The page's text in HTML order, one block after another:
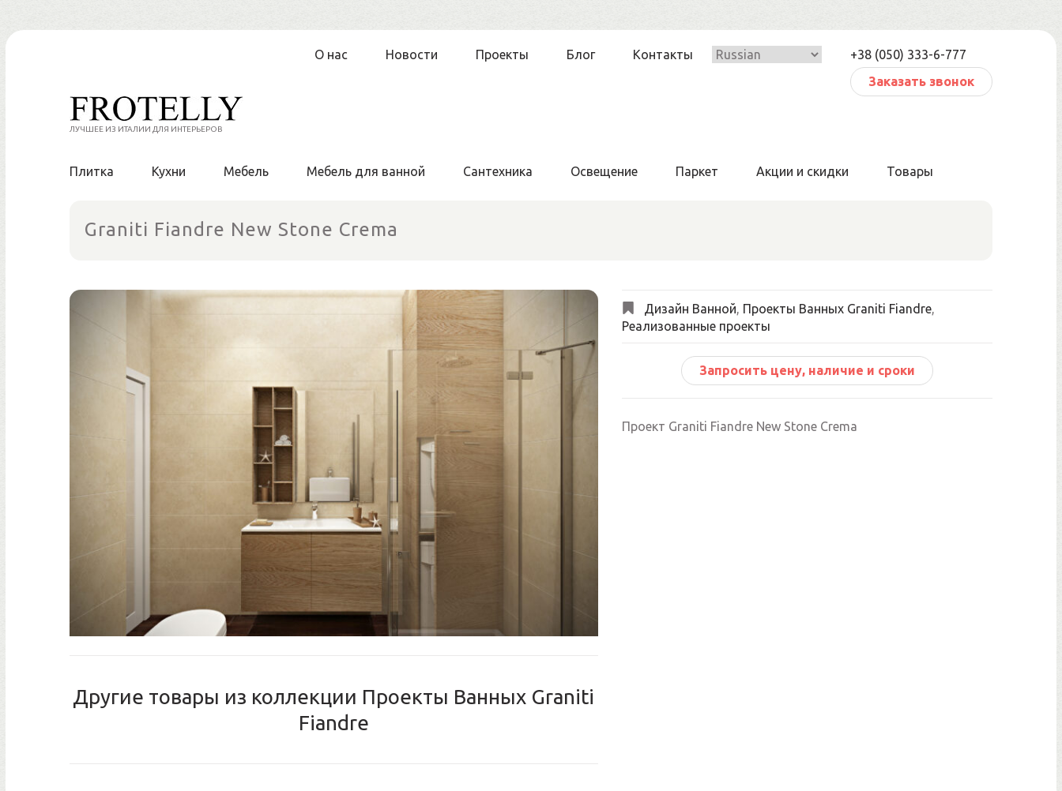
Перейти
О нас Новости Проекты Блог Контакты
+38 (050) 333-6-777
Заказать звонок
ЛУЧШЕЕ ИЗ ИТАЛИИ ДЛЯ ИНТЕРЬЕРОВ
Плитка Кухни Мебель Мебель для ванной Сантехника Освещение Паркет Акции и скидки Товары
Graniti Fiandre New Stone Crema
Другие товары из коллекции Проекты Ванных Graniti
Fiandre
Дизайн Ванной, Проекты Ванных Graniti Fiandre,
Реализованные проекты
Запросить цену, наличие и сроки
Проект Graniti Fiandre New Stone Crema